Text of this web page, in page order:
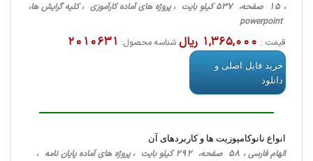
، 15 صفحه، 537 کیلو بایت ، پروژه های آماده کارآموزی ، کلیه گرایش ها،
powerpoint
قیمت : 1,365,000 ریال شناسه محصول: 2010631
خرید فایل اصلی و
دانلود
انواع نانوکامپوزیت ها و کاربردهای آن
الهام فارسی ، 58 صفحه، 292 کیلو بایت ، پروژه های آماده پایان نامه ،